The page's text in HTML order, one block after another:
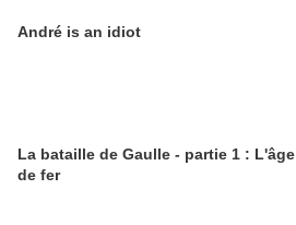
André is an idiot
La bataille de Gaulle - partie 1 : L'âge
de fer